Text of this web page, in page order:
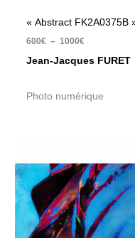
« Abstract FK2A0375B
600€ – 1000€
Jean-Jacques FURET
Photo numérique
prix :
600€
1000€